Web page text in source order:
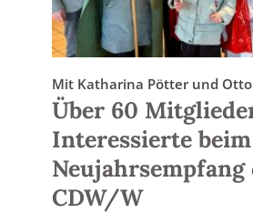
Mit Katharina Pötter und
Über 60
Interessierte beim
Neujahrsempfang
CDW/W